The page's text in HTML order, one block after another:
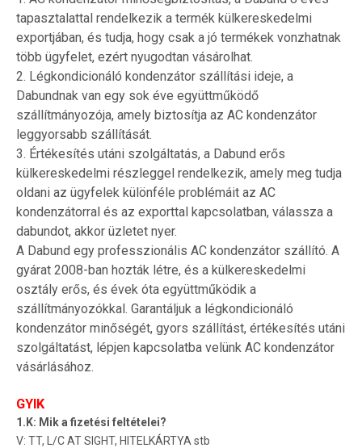
tapasztalattal rendelkezik a termék külkereskedelmi
exportjában, és tudja, hogy csak a jó termékek vonzhatnak
több ügyfelet, ezért nyugodtan vásárolhat.
2. Légkondicionáló kondenzátor szállítási ideje, a
Dabundnak van egy sok éve együttműködő
szállítmányozója, amely biztosítja az AC kondenzátor
leggyorsabb szállítását.
3. Értékesítés utáni szolgáltatás, a Dabund erős
külkereskedelmi részleggel rendelkezik, amely meg tudja
oldani az ügyfelek különféle problémáit az AC
kondenzátorral és az exporttal kapcsolatban, válassza a
dabundot, akkor üzletet nyer.
A Dabund egy professzionális AC kondenzátor szállító. A
gyárat 2008-ban hozták létre, és a külkereskedelmi
osztály erős, és évek óta együttműködik a
szállítmányozókkal. Garantáljuk a légkondicionáló
kondenzátor minőségét, gyors szállítást, értékesítés utáni
szolgáltatást, lépjen kapcsolatba velünk AC kondenzátor
vásárlásához.
GYIK
1.K: Mik a fizetési feltételei?
V: TT, L/C AT SIGHT, HITELKÁRTYA stb